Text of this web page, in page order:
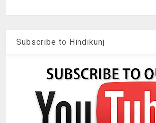
Subscribe to Hindikunj